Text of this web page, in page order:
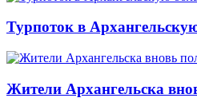
Турпоток в
Жители Архангельска